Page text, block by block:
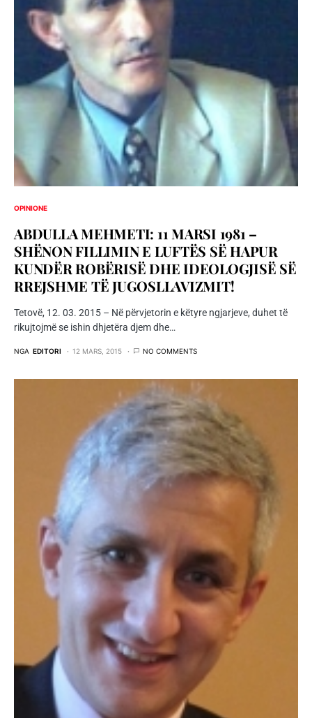
OPINIONE
ABDULLA MEHMETI: 11 MARSI 1981 –
SHËNON FILLIMIN E LUFTËS SË HAPUR
KUNDËR ROBËRISË DHE IDEOLOGJISË SË
RREJSHME TË JUGOSLLAVIZMIT!
Tetovë, 12. 03. 2015 – Në përvjetorin e këtyre ngjarjeve, duhet të
rikujtojmë se ishin dhjetëra djem dhe…
NGA EDITORI 12 MARS, 2015 NO COMMENTS